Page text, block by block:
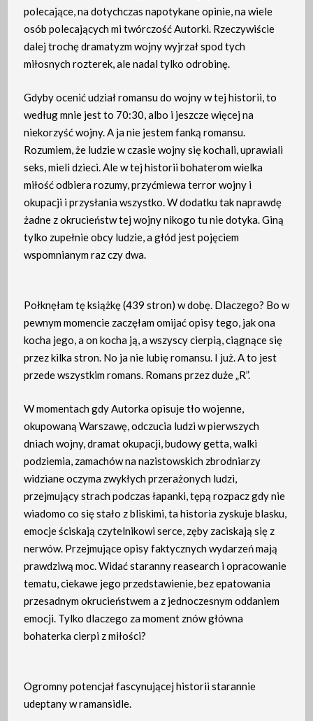
polecające, na dotychczas napotykane opinie, na wiele
osób polecających mi twórczość Autorki. Rzeczywiście
dalej trochę dramatyzm wojny wyjrzał spod tych
miłosnych rozterek, ale nadal tylko odrobinę.
Gdyby ocenić udział romansu do wojny w tej historii, to
według mnie jest to 70:30, albo i jeszcze więcej na
niekorzyść wojny. A ja nie jestem fanką romansu.
Rozumiem, że ludzie w czasie wojny się kochali, uprawiali
seks, mieli dzieci. Ale w tej historii bohaterom wielka
miłość odbiera rozumy, przyćmiewa terror wojny i
okupacji i przysłania wszystko. W dodatku tak naprawdę
żadne z okrucieństw tej wojny nikogo tu nie dotyka. Giną
tylko zupełnie obcy ludzie, a głód jest pojęciem
wspomnianym raz czy dwa.
Połknęłam tę książkę (439 stron) w dobę. Dlaczego? Bo w
pewnym momencie zaczęłam omijać opisy tego, jak ona
kocha jego, a on kocha ją, a wszyscy cierpią, ciągnące się
przez kilka stron. No ja nie lubię romansu. I już. A to jest
przede wszystkim romans. Romans przez duże „R”.
W momentach gdy Autorka opisuje tło wojenne,
okupowaną Warszawę, odczucia ludzi w pierwszych
dniach wojny, dramat okupacji, budowy getta, walki
podziemia, zamachów na nazistowskich zbrodniarzy
widziane oczyma zwykłych przerażonych ludzi,
przejmujący strach podczas łapanki, tępą rozpacz gdy nie
wiadomo co się stało z bliskimi, ta historia zyskuje blasku,
emocje ściskają czytelnikowi serce, zęby zaciskają się z
nerwów. Przejmujące opisy faktycznych wydarzeń mają
prawdziwą moc. Widać staranny reasearch i opracowanie
tematu, ciekawe jego przedstawienie, bez epatowania
przesadnym okrucieństwem a z jednoczesnym oddaniem
emocji. Tylko dlaczego za moment znów główna
bohaterka cierpi z miłości?
Ogromny potencjał fascynującej historii starannie
udeptany w ramansidle.